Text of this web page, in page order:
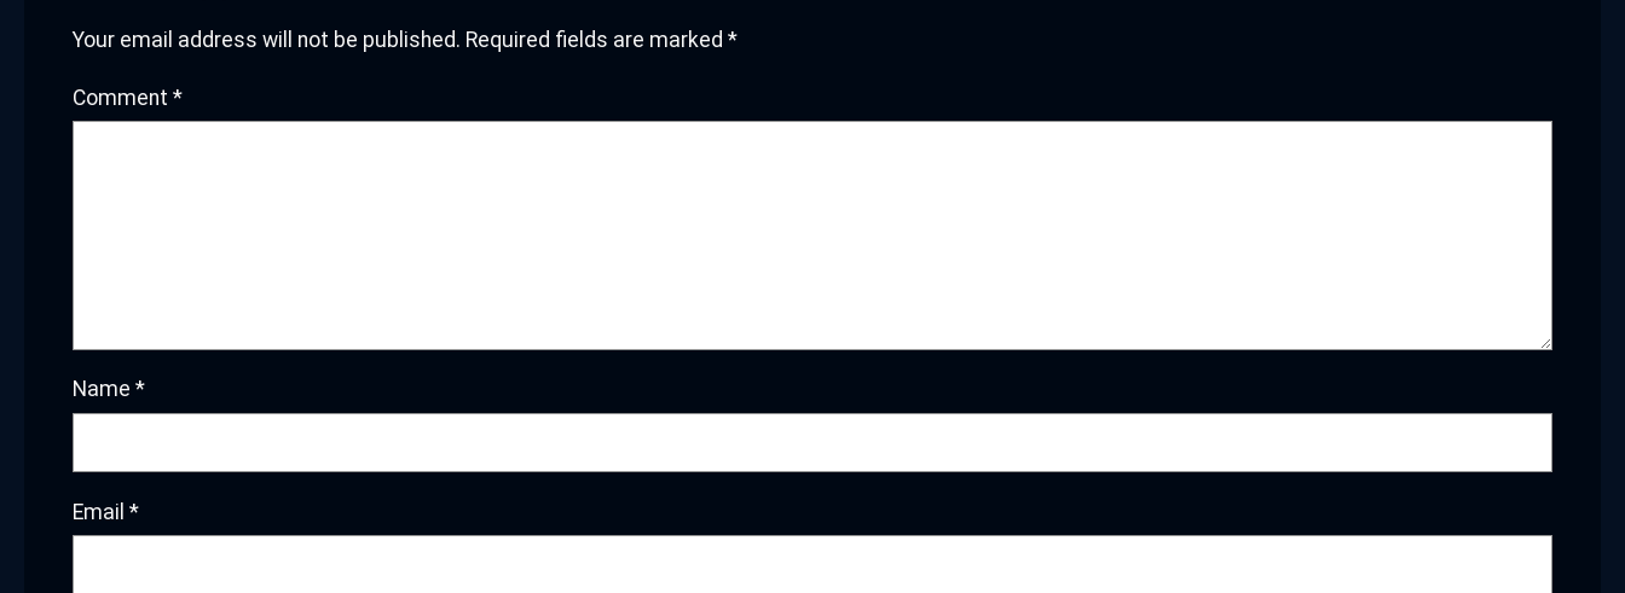
Your email address will not be published. Required fields are marked *
Comment *
Name *
Email *